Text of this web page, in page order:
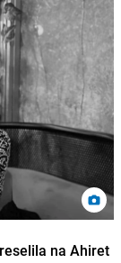
na Ahiret